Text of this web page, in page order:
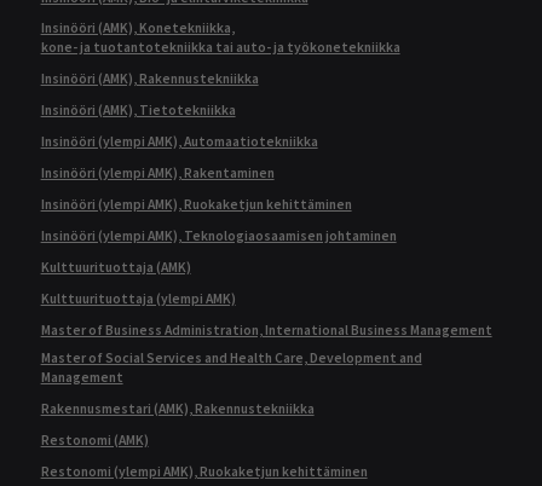
Insinööri (AMK), Konetekniikka,
kone- ja tuotantotekniikka tai auto- ja työkonetekniikka
Insinööri (AMK), Rakennustekniikka
Insinööri (AMK), Tietotekniikka
Insinööri (ylempi AMK), Automaatiotekniikka
Insinööri (ylempi AMK), Rakentaminen
Insinööri (ylempi AMK), Ruokaketjun kehittäminen
Insinööri (ylempi AMK), Teknologiaosaamisen johtaminen
Kulttuurituottaja (AMK)
Kulttuurituottaja (ylempi AMK)
Master of Business Administration, International Business Management
Master of Social Services and Health Care, Development and
Management
Rakennusmestari (AMK), Rakennustekniikka
Restonomi (AMK)
Restonomi (ylempi AMK), Ruokaketjun kehittäminen